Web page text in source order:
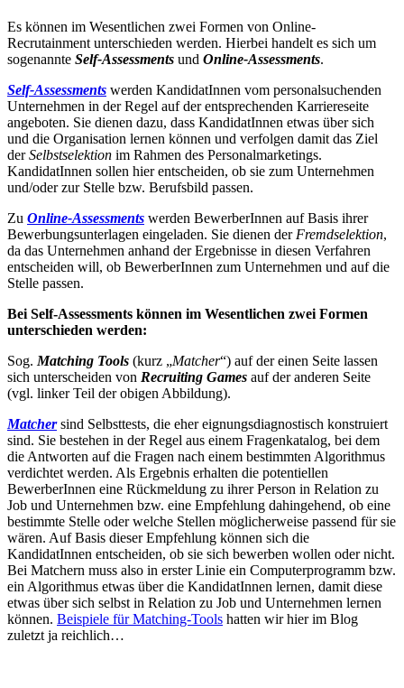
Es können im Wesentlichen zwei Formen von Online-
Recrutainment unterschieden werden. Hierbei handelt es sich um
sogenannte Self-Assessments und Online-Assessments.
Self-Assessments werden KandidatInnen vom personalsuchenden
Unternehmen in der Regel auf der entsprechenden Karriereseite
angeboten. Sie dienen dazu, dass KandidatInnen etwas über sich
und die Organisation lernen können und verfolgen damit das Ziel
derSelbstselektion im Rahmen des Personalmarketings.
KandidatInnen sollen hier entscheiden, ob sie zum Unternehmen
und/oder zur Stelle bzw. Berufsbild passen.
Zu Online-Assessments werden BewerberInnen auf Basis ihrer
Bewerbungsunterlagen eingeladen. Sie dienen der Fremdselektion,
da das Unternehmen anhand der Ergebnisse in diesen Verfahren
entscheiden will, ob BewerberInnen zum Unternehmen und auf die
Stelle passen.
Bei Self-Assessments können im Wesentlichen zwei Formen
unterschieden werden:
Sog. Matching Tools (kurz „Matcher“) auf der einen Seite lassen
sich unterscheiden von Recruiting Games auf der anderen Seite
(vgl. linker Teil der obigen Abbildung).
Matchersind Selbsttests, die eher eignungsdiagnostisch konstruiert
sind. Sie bestehen in der Regel aus einem Fragenkatalog, bei dem
die Antworten auf die Fragen nach einem bestimmten Algorithmus
verdichtet werden. Als Ergebnis erhalten die potentiellen
BewerberInnen eine Rückmeldung zu ihrer Person in Relation zu
Job und Unternehmen bzw. eine Empfehlung dahingehend, ob eine
bestimmte Stelle oder welche Stellen möglicherweise passend für sie
wären. Auf Basis dieser Empfehlung können sich die
KandidatInnen entscheiden, ob sie sich bewerben wollen oder nicht.
Bei Matchern muss also in erster Linie ein Computerprogramm bzw.
ein Algorithmus etwas über die KandidatInnen lernen, damit diese
etwas über sich selbst in Relation zu Job und Unternehmen lernen
können. Beispiele für Matching-Tools hatten wir hier im Blog
zuletzt ja reichlich…